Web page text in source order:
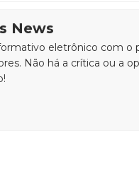
News
eletrônico com o
Não há a crítica ou a